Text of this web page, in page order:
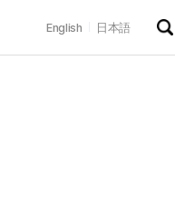
English 日本語
검